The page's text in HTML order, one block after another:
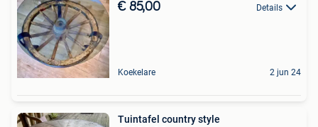
€ 85,00 Details
Koekelare 2 jun 24
Tuintafel country style